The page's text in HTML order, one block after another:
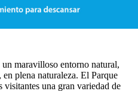
un maravilloso entorno natural,
plena naturaleza. El Parque
una gran variedad de